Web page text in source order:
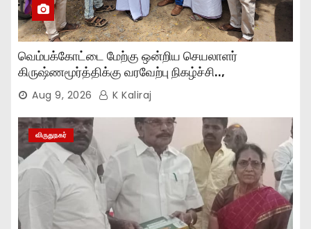
வெம்பக்கோட்டை மேற்கு ஒன்றிய செயலாளர்
கிருஷ்ணமூர்த்திக்கு வரவேற்பு நிகழ்ச்சி..,
Aug 9, 2026 K Kaliraj
விருதுநகர்